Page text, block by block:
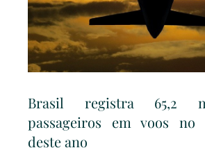
Brasil registra 65,2
passageiros em voos no
deste ano